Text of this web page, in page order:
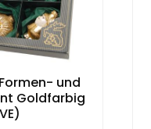
und
Goldfarbig